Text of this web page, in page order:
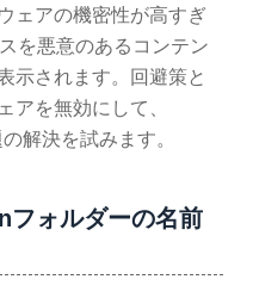
ェアの機密性が高すぎ
を悪意のあるコンテン
示されます。回避策と
アを無効にして、
解決を試みます。
ォルダーの名前